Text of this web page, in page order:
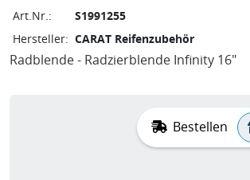
Art.Nr.:
S1991255
Hersteller: CARAT Reifenzubehör
Radblende - Radzierblende Infinity 16"
Bestellen